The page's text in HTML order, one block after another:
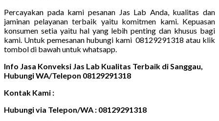
Percayakan pada kami pesanan Jas Lab Anda, kualitas dan
jaminan pelayanan terbaik yaitu komitmen kami. Kepuasan
konsumen setia yaitu hal yang lebih penting dan khusus bagi
kami. Untuk pemesanan hubungi kami 08129291318 atau klik
tombol di bawah untuk whatsapp.
Info Jasa Konveksi Jas Lab Kualitas Terbaik di Sanggau,
Hubungi WA/Telepon 08129291318
Kontak Kami :
Hubungi via Telepon/WA : 08129291318